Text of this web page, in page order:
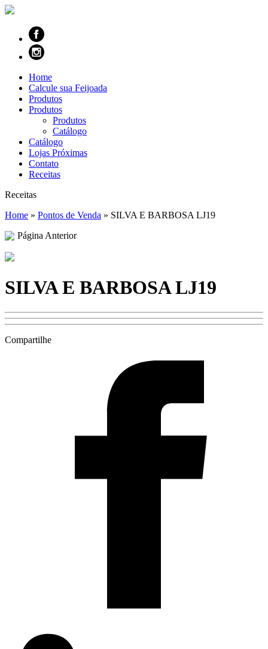
Home
Calcule sua Feijoada
Produtos
Produtos
Produtos
Catálogo
Catálogo
Lojas Próximas
Contato
Receitas
Receitas
Home » Pontos de Venda » SILVA E BARBOSA LJ19
Página Anterior
SILVA E BARBOSA LJ19
Compartilhe